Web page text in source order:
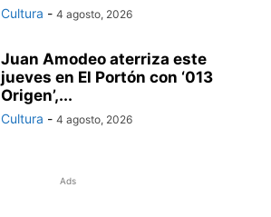
Cultura - 4 agosto, 2026
Juan Amodeo aterriza este
jueves en El Portón con ‘013
Origen’,...
Cultura - 4 agosto, 2026
Ads